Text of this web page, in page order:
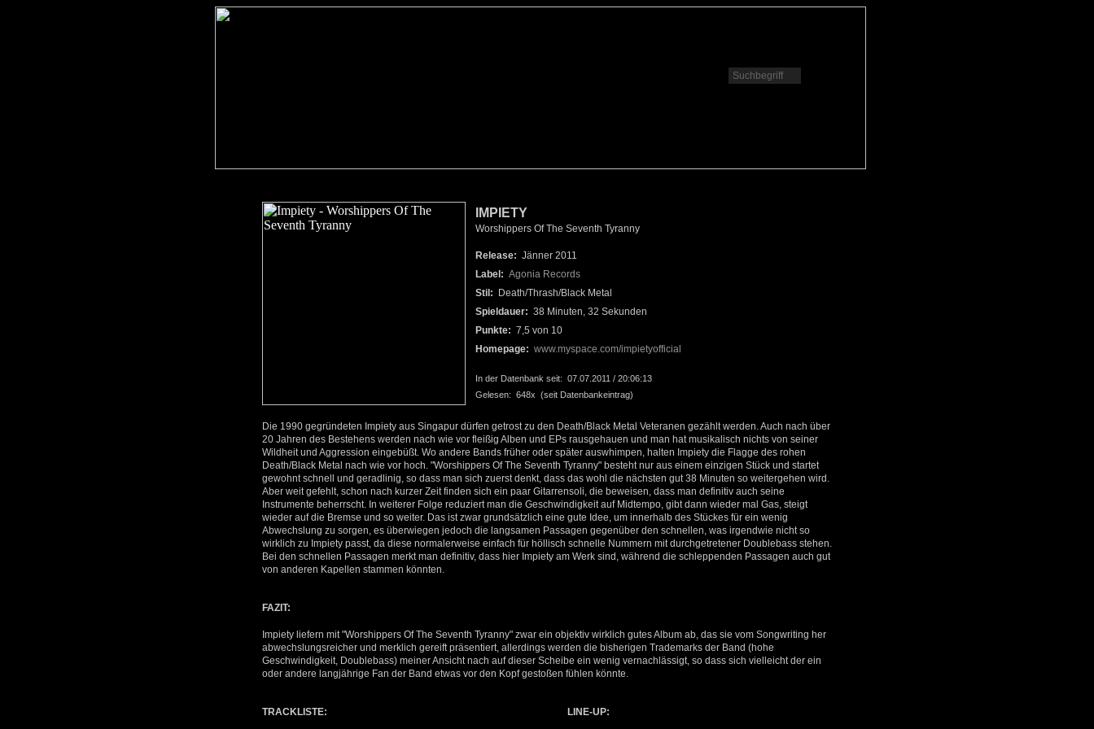
IMPIETY
Worshippers Of The Seventh Tyranny
Release: Jänner 2011
Label: Agonia Records
Stil: Death/Thrash/Black Metal
Spieldauer: 38 Minuten, 32 Sekunden
Punkte: 7,5 von 10
Homepage: www.myspace.com/impietyofficial
In der Datenbank seit: 07.07.2011 / 20:06:13
Gelesen: 648x (seit Datenbankeintrag)
Die 1990 gegründeten Impiety aus Singapur dürfen getrost zu den Death/Black Metal Veteranen gezählt werden. Auch nach über
20 Jahren des Bestehens werden nach wie vor fleißig Alben und EPs rausgehauen und man hat musikalisch nichts von seiner
Wildheit und Aggression eingebüßt. Wo andere Bands früher oder später auswhimpen, halten Impiety die Flagge des rohen
Death/Black Metal nach wie vor hoch. "Worshippers Of The Seventh Tyranny" besteht nur aus einem einzigen Stück und startet
gewohnt schnell und geradlinig, so dass man sich zuerst denkt, dass das wohl die nächsten gut 38 Minuten so weitergehen wird.
Aber weit gefehlt, schon nach kurzer Zeit finden sich ein paar Gitarrensoli, die beweisen, dass man definitiv auch seine
Instrumente beherrscht. In weiterer Folge reduziert man die Geschwindigkeit auf Midtempo, gibt dann wieder mal Gas, steigt
wieder auf die Bremse und so weiter. Das ist zwar grundsätzlich eine gute Idee, um innerhalb des Stückes für ein wenig
Abwechslung zu sorgen, es überwiegen jedoch die langsamen Passagen gegenüber den schnellen, was irgendwie nicht so
wirklich zu Impiety passt, da diese normalerweise einfach für höllisch schnelle Nummern mit durchgetretener Doublebass stehen.
Bei den schnellen Passagen merkt man definitiv, dass hier Impiety am Werk sind, während die schleppenden Passagen auch gut
von anderen Kapellen stammen könnten.
FAZIT:
Impiety liefern mit "Worshippers Of The Seventh Tyranny" zwar ein objektiv wirklich gutes Album ab, das sie vom Songwriting her
abwechslungsreicher und merklich gereift präsentiert, allerdings werden die bisherigen Trademarks der Band (hohe
Geschwindigkeit, Doublebass) meiner Ansicht nach auf dieser Scheibe ein wenig vernachlässigt, so dass sich vielleicht der ein
oder andere langjährige Fan der Band etwas vor den Kopf gestoßen fühlen könnte.
TRACKLISTE: LINE-UP: